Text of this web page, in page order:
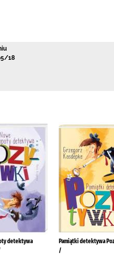
18
detektywa
Pamiątki detektywa
/